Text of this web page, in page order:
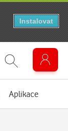
Aplikace
Instalovat